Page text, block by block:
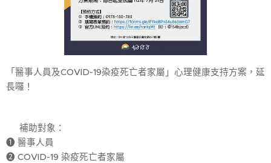
「醫事人員及COVID-19染疫死亡者家屬」心理健康支持方案，延
長囉！
🌞 補助對象：
❶ 醫事人員
❷ COVID-19 染疫死亡者家屬